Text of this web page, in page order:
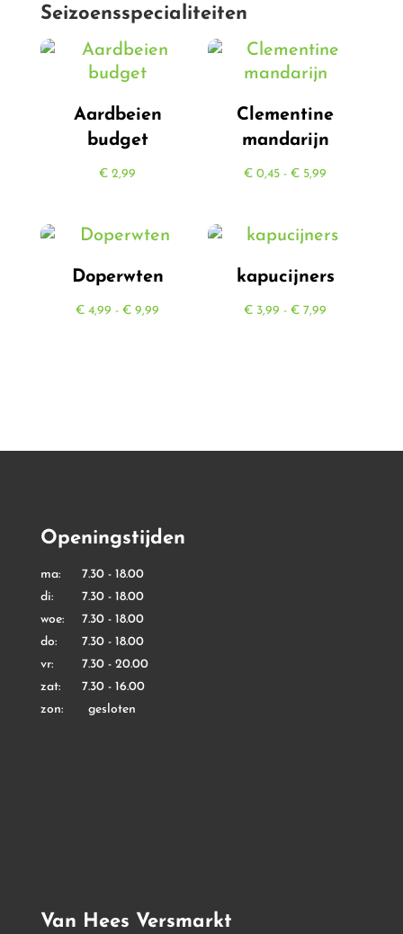
Seizoensspecialiteiten
Aardbeien
budget
€ 2,99
Clementine
mandarijn
€ 0,45 - € 5,99
Doperwten
€ 4,99 - € 9,99
kapucijners
€ 3,99 - € 7,99
Openingstijden
ma: 7.30 - 18.00
di: 7.30 - 18.00
woe: 7.30 - 18.00
do: 7.30 - 18.00
vr: 7.30 - 20.00
zat: 7.30 - 16.00
zon: gesloten
Van Hees Versmarkt